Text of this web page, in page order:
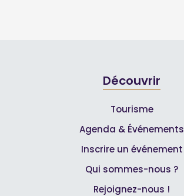
Découvrir
Tourisme
Agenda & Événements
Inscrire un événement
Qui sommes-nous ?
Rejoignez-nous !